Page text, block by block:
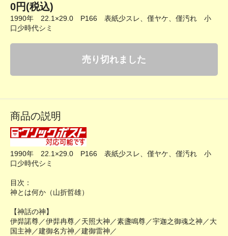
0円(税込)
1990年 22.1×29.0 P166 表紙少スレ、僅ヤケ、僅汚れ 小
口少時代シミ
売り切れました
商品の説明
1990年 22.1×29.0 P166 表紙少スレ、僅ヤケ、僅汚れ 小
口少時代シミ
目次：
神とは何か（山折哲雄）
【神話の神】
伊弉諾尊／伊弉冉尊／天照大神／素盞鳴尊／宇迦之御魂之神／大
国主神／建御名方神／建御雷神／